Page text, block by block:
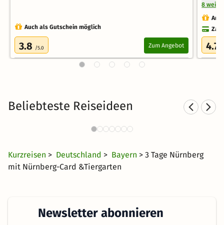
Auch als Gutschein möglich
3.8 /5.0 Zum Angebot
8
4.7
Beliebteste Reiseideen
Familienurlaub in Franken
373 Angebote
Kurzreisen > Deutschland > Bayern > 3 Tage Nürnberg
mit Nürnberg-Card &Tiergarten
Newsletter abonnieren